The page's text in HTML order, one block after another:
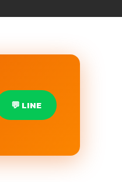
💬 LINE